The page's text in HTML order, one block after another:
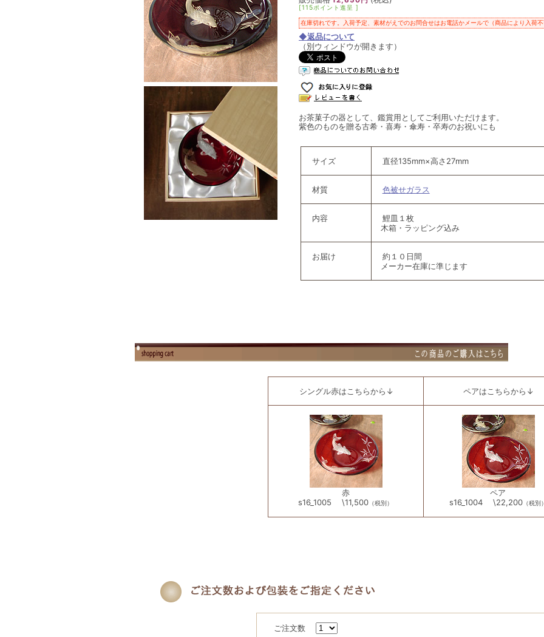
[115ポイント進呈 ]
在庫切れです。入荷予定、素材がえでのお問合せはお電話かメールで（商品により入荷不
◆返品について
（別ウィンドウが開きます）
お茶菓子の器として、鑑賞用としてご利用いただけます。
紫色のものを贈る古希・喜寿・傘寿・卒寿のお祝いにも
サイズ 直径135mm×高さ27mm
材質 色被せガラス
内容
鯉皿１枚
木箱・ラッピング込み
お届け
約１０日間
メーカー在庫に準じます
シングル赤はこちらから↓ ペアはこちらから↓
赤
s16_1005 \11,500 （税別）
ペア
s16_1004 \22,200（税別）
ご注文数